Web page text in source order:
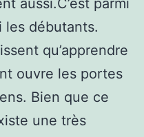
les débutants.
qu’apprendre
ouvre les portes
Bien que ce
une très